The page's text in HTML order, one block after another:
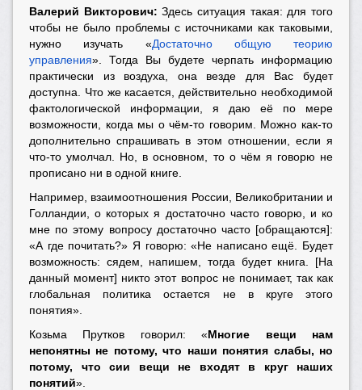
Валерий Викторович: Здесь ситуация такая: для того
чтобы не было проблемы с источниками как таковыми,
нужно изучать «Достаточно общую теорию
управления». Тогда Вы будете черпать информацию
практически из воздуха, она везде для Вас будет
доступна. Что же касается, действительно необходимой
фактологической информации, я даю её по мере
возможности, когда мы о чём-то говорим. Можно как-то
дополнительно спрашивать в этом отношении, если я
что-то умолчал. Но, в основном, то о чём я говорю не
прописано ни в одной книге.
Например, взаимоотношения России, Великобритании и
Голландии, о которых я достаточно часто говорю, и ко
мне по этому вопросу достаточно часто [обращаются]:
«А где почитать?» Я говорю: «Не написано ещё. Будет
возможность: сядем, напишем, тогда будет книга. [На
данный момент] никто этот вопрос не понимает, так как
глобальная политика остается не в круге этого
понятия».
Козьма Прутков говорил: «Многие вещи нам
непонятны не потому, что наши понятия слабы, но
потому, что сии вещи не входят в круг наших
понятий».